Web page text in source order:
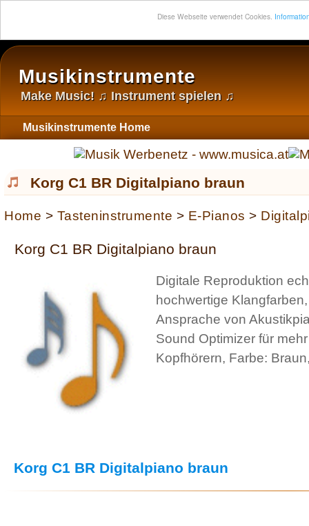
Diese Webseite verwendet Cookies.
Musikinstrumente
Make Music! ♫ Instrument spielen ♫
Musikinstrumente Home
Korg C1 BR Digitalpiano braun
Home > Tasteninstrumente > E-Pianos >
Korg C1 BR Digitalpiano braun
Digitale Reproduktion
hochwertige
Ansprache von
Sound Optimizer für
Kopfhörern, Farbe:
Korg C1 BR Digitalpiano braun